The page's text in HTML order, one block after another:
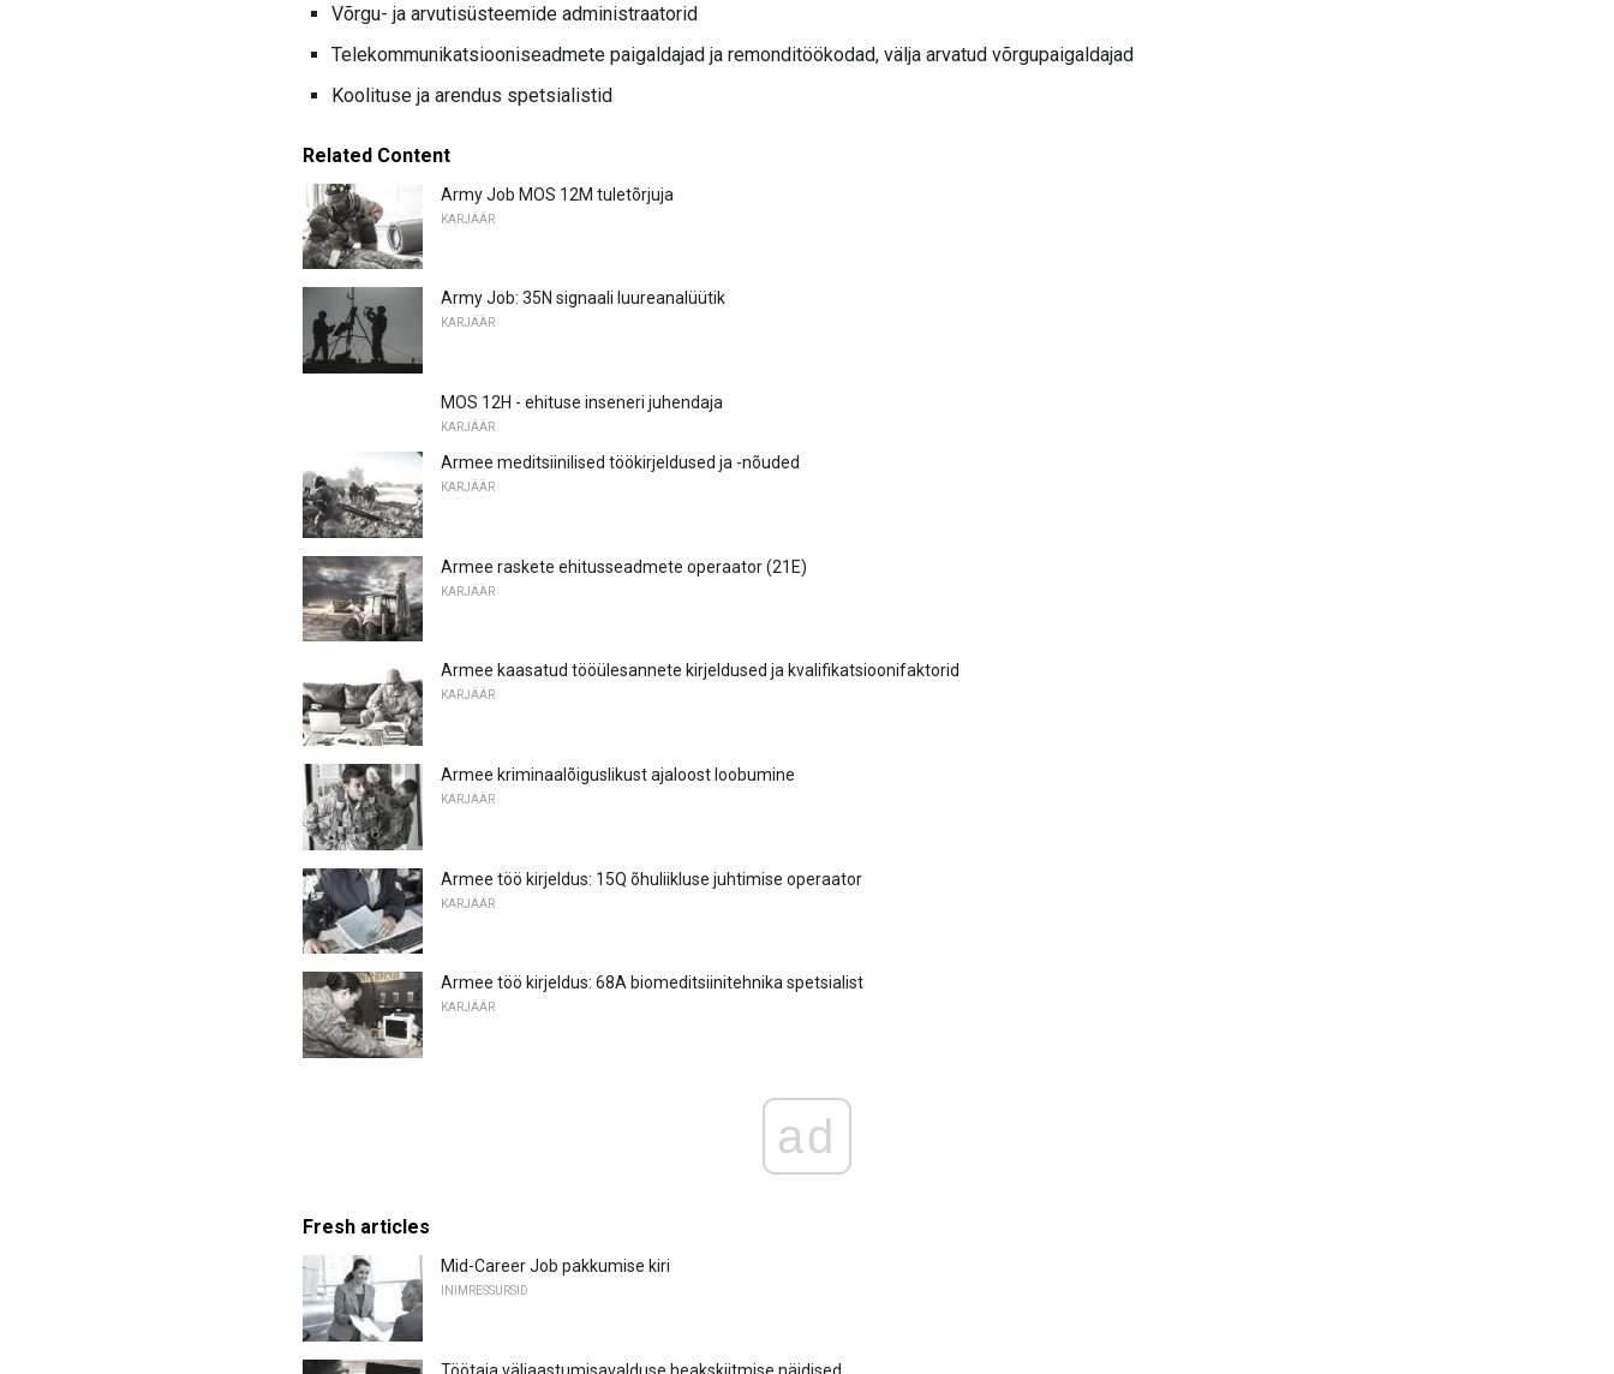
Võrgu- ja arvutisüsteemide administraatorid
Telekommunikatsiooniseadmete paigaldajad ja remonditöökodad, välja arvatud võrgupaigaldajad
Koolituse ja arendus spetsialistid
Related Content
Army Job MOS 12M tuletõrjuja
KARJÄÄR
Army Job: 35N signaali luureanalüütik
KARJÄÄR
MOS 12H - ehituse inseneri juhendaja
KARJÄÄR
Armee meditsiinilised töökirjeldused ja -nõuded
KARJÄÄR
Armee raskete ehitusseadmete operaator (21E)
KARJÄÄR
Armee kaasatud tööülesannete kirjeldused ja kvalifikatsioonifaktorid
KARJÄÄR
Armee kriminaalõiguslikust ajaloost loobumine
KARJÄÄR
Armee töö kirjeldus: 15Q õhuliikluse juhtimise operaator
KARJÄÄR
Armee töö kirjeldus: 68A biomeditsiinitehnika spetsialist
KARJÄÄR
ad
Fresh articles
Mid-Career Job pakkumise kiri
INIMRESSURSID